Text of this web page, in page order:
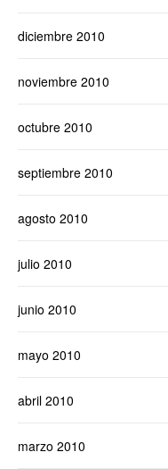
diciembre 2010
noviembre 2010
octubre 2010
septiembre 2010
agosto 2010
julio 2010
junio 2010
mayo 2010
abril 2010
marzo 2010